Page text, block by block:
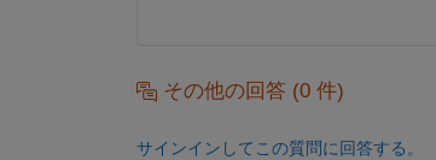
その他の回答 (0 件)
サインインしてこの質問に回答する。